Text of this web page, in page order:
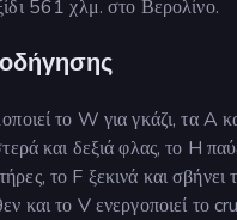
561 χλμ. στο Βερολίνο.
το W για γκάζι, τα A
και δεξιά φλας, το H
το F ξεκινά και
και το V ενεργοποιεί το